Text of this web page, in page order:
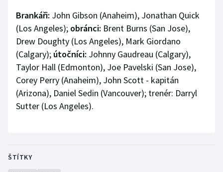
Brankáři: John Gibson (Anaheim), Jonathan Quick
(Los Angeles); obránci: Brent Burns (San Jose),
Drew Doughty (Los Angeles), Mark Giordano
(Calgary); útočníci: Johnny Gaudreau (Calgary),
Taylor Hall (Edmonton), Joe Pavelski (San Jose),
Corey Perry (Anaheim), John Scott - kapitán
(Arizona), Daniel Sedin (Vancouver); trenér: Darryl
Sutter (Los Angeles).
ŠTÍTKY